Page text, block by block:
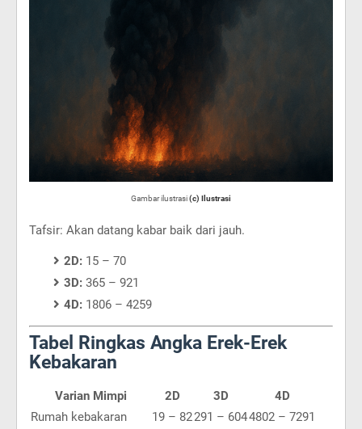
Gambar ilustrasi(c) Ilustrasi
Tafsir: Akan datang kabar baik dari jauh.
2D: 15 – 70
3D: 365 – 921
4D: 1806 – 4259
Tabel Ringkas Angka Erek-Erek
Kebakaran
Varian Mimpi 2D 3D
4D
Rumah kebakaran
19 – 82291 – 6044802 – 7291